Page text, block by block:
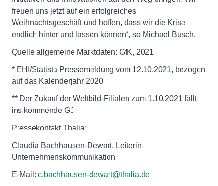
freuen uns jetzt auf ein erfolgreiches
Weihnachtsgeschäft und hoffen, dass wir die Krise
endlich hinter und lassen können“, so Michael Busch.
Quelle allgemeine Marktdaten: GfK, 2021
* EHI/Statista Pressemeldung vom 12.10.2021, bezogen
auf das Kalenderjahr 2020
** Der Zukauf der Weltbild-Filialen zum 1.10.2021 fällt
ins kommende GJ
Pressekontakt Thalia:
Claudia Bachhausen-Dewart, Leiterin
Unternehmenskommunikation
E-Mail: c.bachhausen-dewart@thalia.de